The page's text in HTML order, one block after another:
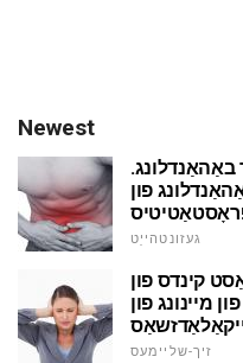
Newest
פון
געזונטהייַט
קינדס פון
מיינונג פון
זיך-שליימעס